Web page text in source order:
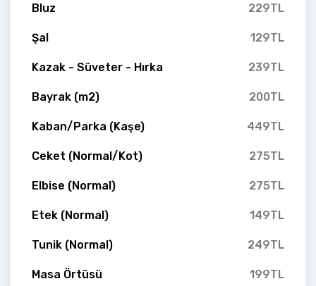
Bluz 229TL
Şal 129TL
Kazak - Süveter - Hırka 239TL
Bayrak (m2) 200TL
Kaban/Parka (Kaşe) 449TL
Ceket (Normal/Kot) 275TL
Elbise (Normal) 275TL
Etek (Normal) 149TL
Tunik (Normal) 249TL
Masa Örtüsü 199TL